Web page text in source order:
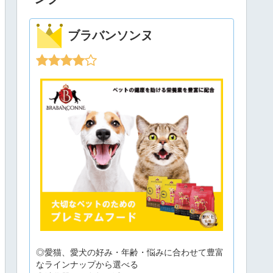
ブラバンソンヌ
◎愛猫、愛犬の好み・年齢・悩みに合わせて豊富
なラインナップから選べる